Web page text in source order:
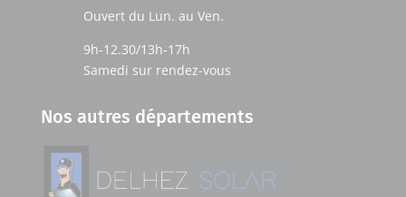
Ouvert du Lun. au Ven.
9h-12.30/13h-17h
Samedi sur rendez-vous
Nos autres départements